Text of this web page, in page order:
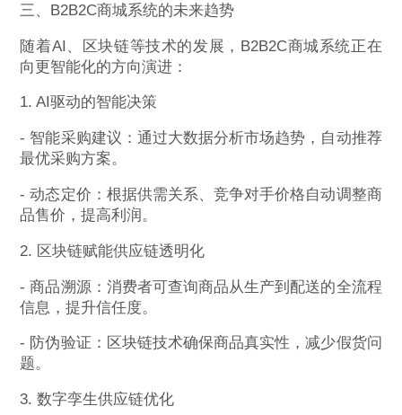
三、B2B2C商城系统的未来趋势
随着AI、区块链等技术的发展，B2B2C商城系统正在
向更智能化的方向演进：
1. AI驱动的智能决策
- 智能采购建议：通过大数据分析市场趋势，自动推荐
最优采购方案。
- 动态定价：根据供需关系、竞争对手价格自动调整商
品售价，提高利润。
2. 区块链赋能供应链透明化
- 商品溯源：消费者可查询商品从生产到配送的全流程
信息，提升信任度。
- 防伪验证：区块链技术确保商品真实性，减少假货问
题。
3. 数字孪生供应链优化